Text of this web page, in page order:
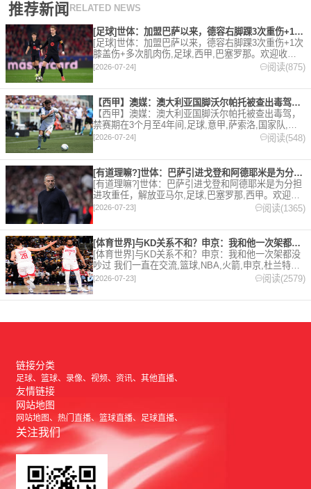
推荐新闻 RELATED NEWS
[足球]世体：加盟巴萨以来，德容右脚踝3次重伤+1次膝盖伤+
[足球]世体：加盟巴萨以来，德容右脚踝3次重伤+1次
膝盖伤+多次肌肉伤,足球,西甲,巴塞罗那。欢迎收藏
本站，24小时为你更新最新的足球，篮球体育资讯。
[2026-07-24] 阅读(875)
【西甲】澳媒：澳大利亚国脚沃尔帕托被查出毒驾，禁赛期在3个月
【西甲】澳媒：澳大利亚国脚沃尔帕托被查出毒驾，
禁赛期在3个月至4年间,足球,意甲,萨索洛,国家队,澳
大利亚,英超,西甲,德甲,法甲,五洲。欢迎收藏本站，
[2026-07-24] 阅读(548)
[有道理嘛?]世体：巴萨引进戈登和阿德耶米是为分担进攻重任，
[有道理嘛?]世体：巴萨引进戈登和阿德耶米是为分担
进攻重任，解放亚马尔,足球,巴塞罗那,西甲。欢迎收
藏本站，24小时为你更新最新的足球，篮球体育资
[2026-07-23] 阅读(1365)
[体育世界]与KD关系不和？申京：我和他一次架都没吵过 我们
[体育世界]与KD关系不和？申京：我和他一次架都没
吵过 我们一直在交流,篮球,NBA,火箭,申京,杜兰特。
欢迎收藏本站，24小时为你更新最新的足球，篮球体
育资讯。
[2026-07-23] 阅读(2579)
链接分类
足球 篮球 录像 视频 资讯 其他直播
友情链接
网站地图
网站地图 热门直播 篮球直播 足球直播
关注我们